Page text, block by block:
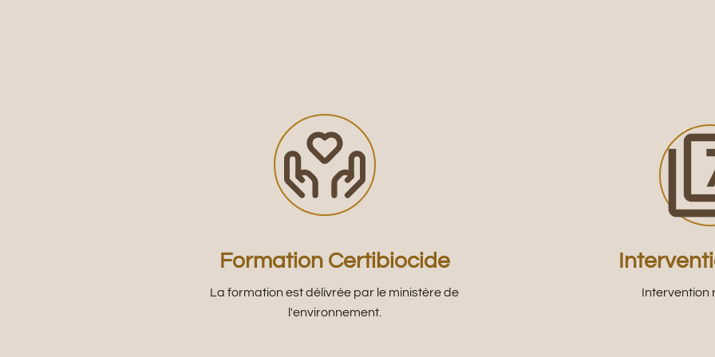
Formation Certibiocide
La formation est délivrée par le ministère de
l'environnement.
Intervention